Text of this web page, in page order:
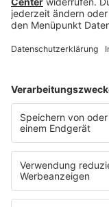
Sein Durchbruch
Nobody“, die
Es folgten
wie „Nice To
seinen
eingängige
markante
Pop- und R&B-